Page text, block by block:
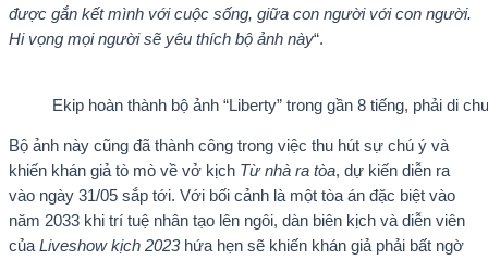
được gắn kết mình với cuộc sống, giữa con người với con người.
Hi vọng mọi người sẽ yêu thích bộ ảnh này“.
Ekip hoàn thành bộ ảnh “Liberty” trong gần 8 tiếng, phải di
Bộ ảnh này cũng đã thành công trong việc thu hút sự chú ý và
khiến khán giả tò mò về vở kịch Từ nhà ra tòa, dự kiến diễn ra
vào ngày 31/05 sắp tới. Với bối cảnh là một tòa án đặc biệt vào
năm 2033 khi trí tuệ nhân tạo lên ngôi, dàn biên kịch và diễn viên
củaLiveshow kịch 2023hứa hẹn sẽ khiến khán giả phải bất ngờ